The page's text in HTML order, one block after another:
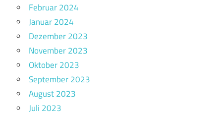
Februar 2024
Januar 2024
Dezember 2023
November 2023
Oktober 2023
September 2023
August 2023
Juli 2023